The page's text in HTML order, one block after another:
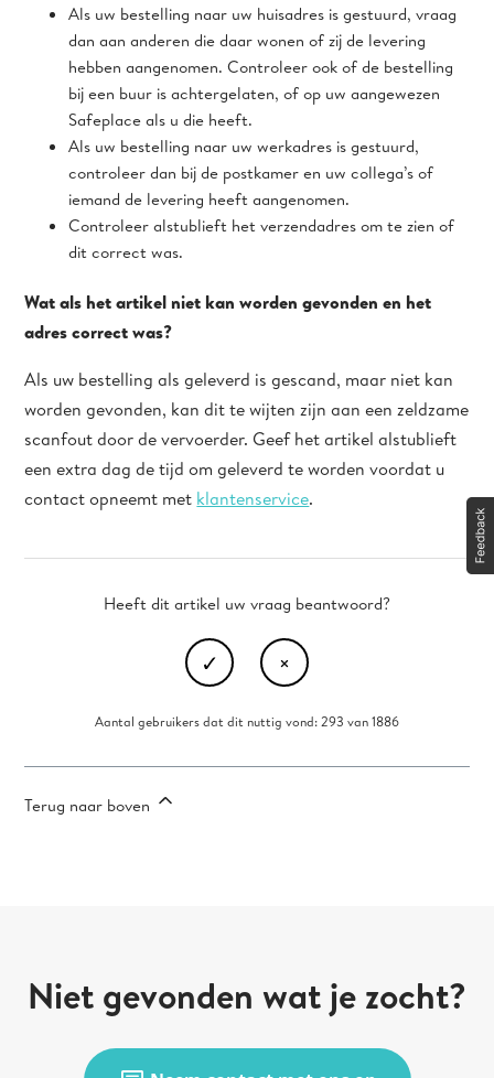
Als uw bestelling naar uw huisadres is gestuurd, vraag
dan aan anderen die daar wonen of zij de levering
hebben aangenomen. Controleer ook of de bestelling
bij een buur is achtergelaten, of op uw aangewezen
Safeplace als u die heeft.
Als uw bestelling naar uw werkadres is gestuurd,
controleer dan bij de postkamer en uw collega’s of
iemand de levering heeft aangenomen.
Controleer alstublieft het verzendadres om te zien of
dit correct was.
Wat als het artikel niet kan worden gevonden en het
adres correct was?
Als uw bestelling als geleverd is gescand, maar niet kan
worden gevonden, kan dit te wijten zijn aan een zeldzame
scanfout door de vervoerder. Geef het artikel alstublieft
een extra dag de tijd om geleverd te worden voordat u
contact opneemt met klantenservice.
Heeft dit artikel uw vraag beantwoord?
Aantal gebruikers dat dit nuttig vond: 293 van 1886
Terug naar boven
Niet gevonden wat je zocht?